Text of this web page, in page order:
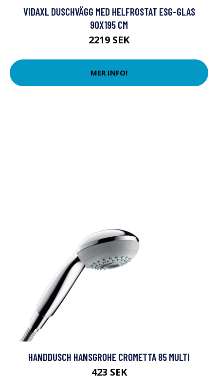
VIDAXL DUSCHVÄGG MED HELFROSTAT ESG-GLAS
90X195 CM
2219 SEK
MER INFO!
HANDDUSCH HANSGROHE CROMETTA 85 MULTI
423 SEK